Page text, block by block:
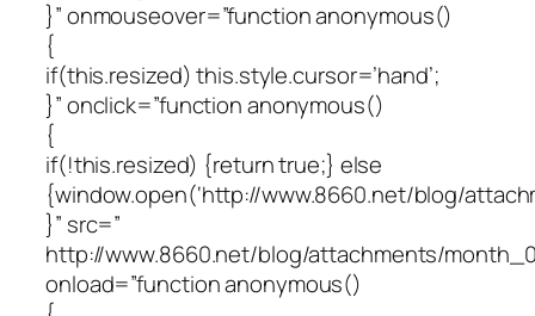
}” onmouseover=”function anonymous()
{
if(this.resized) this.style.cursor=’hand’;
}” onclick=”function anonymous()
{
if(!this.resized) {return true;} else
{window.open(‘http://www.8660.net/blog/
}” src=”
http://www.8660.net/blog/attachments/
onload=”function anonymous()